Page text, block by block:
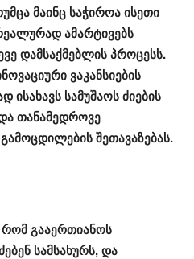
მაინც საჭიროა ისეთი
ამარტივებს
დამსაქმებლის პროცესს.
ვაკანსიების
ისახავს სამუშაოს ძიების
თანამედროვე
შეთავაზებას.
რომ გააერთიანოს
სამსახურს, და